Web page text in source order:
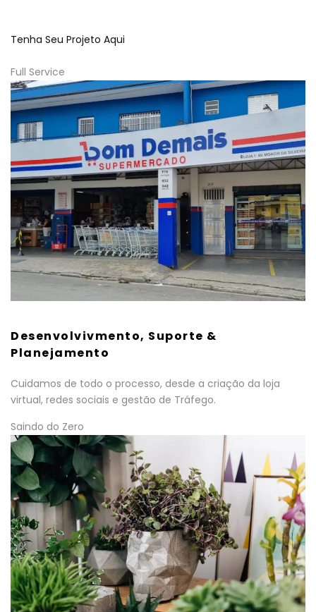
Tenha Seu Projeto Aqui
Full Service
Desenvolvivmento, Suporte &
Planejamento
Cuidamos de todo o processo, desde a criação da loja
virtual, redes sociais e gestão de Tráfego.
Saindo do Zero